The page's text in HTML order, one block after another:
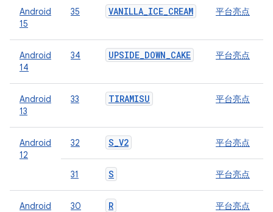
Android
15
35 VANILLA_ICE_CREAM 平台亮点
Android
14
34 UPSIDE_DOWN_CAKE 平台亮点
Android
13
33 TIRAMISU 平台亮点
Android
12
32 S_V2 平台亮点
31 S 平台亮点
Android
30 R 平台亮点